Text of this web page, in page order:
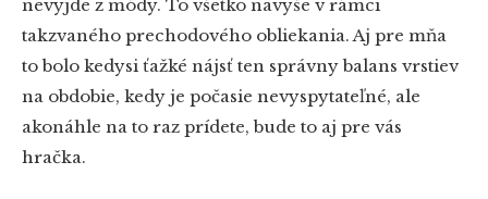
nevyjde z módy. To všetko navyše v rámci
takzvaného prechodového obliekania. Aj pre mňa
to bolo kedysi ťažké nájsť ten správny balans vrstiev
na obdobie, kedy je počasie nevyspytateľné, ale
akonáhle na to raz prídete, bude to aj pre vás
hračka.